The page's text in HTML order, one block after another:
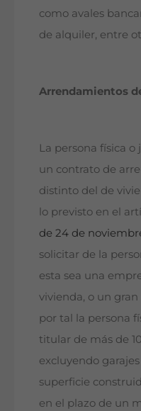
como avales
de alquiler, entre
Arrendamientos
La persona física
un contrato de
distinto del de
lo previsto en el
de 24 de
solicitar de la
esta sea una
vivienda, o un
por tal la persona
titular de más de
excluyendo
superficie
en el plazo de un